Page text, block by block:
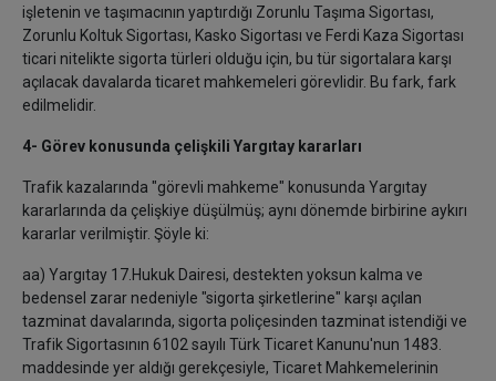
işletenin ve taşımacının yaptırdığı Zorunlu Taşıma Sigortası,
Zorunlu Koltuk Sigortası, Kasko Sigortası ve Ferdi Kaza Sigortası
ticari nitelikte sigorta türleri olduğu için, bu tür sigortalara karşı
açılacak davalarda ticaret mahkemeleri görevlidir. Bu fark, fark
edilmelidir.
4- Görev konusunda çelişkili Yargıtay kararları
Trafik kazalarında "görevli mahkeme" konusunda Yargıtay
kararlarında da çelişkiye düşülmüş; aynı dönemde birbirine aykırı
kararlar verilmiştir. Şöyle ki:
aa) Yargıtay 17.Hukuk Dairesi, destekten yoksun kalma ve
bedensel zarar nedeniyle "sigorta şirketlerine" karşı açılan
tazminat davalarında, sigorta poliçesinden tazminat istendiği ve
Trafik Sigortasının 6102 sayılı Türk Ticaret Kanunu'nun 1483.
maddesinde yer aldığı gerekçesiyle, Ticaret Mahkemelerinin